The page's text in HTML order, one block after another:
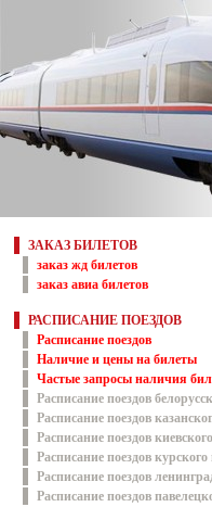
ЗАКАЗ БИЛЕТОВ
заказ жд билетов
заказ авиа билетов
РАСПИСАНИЕ ПОЕЗДОВ
Расписание поездов
Наличие и цены на билеты
Частые запросы наличия
Расписание поездов
Расписание поездов
Расписание поездов
Расписание поездов курского
Расписание поездов
Расписание поездов